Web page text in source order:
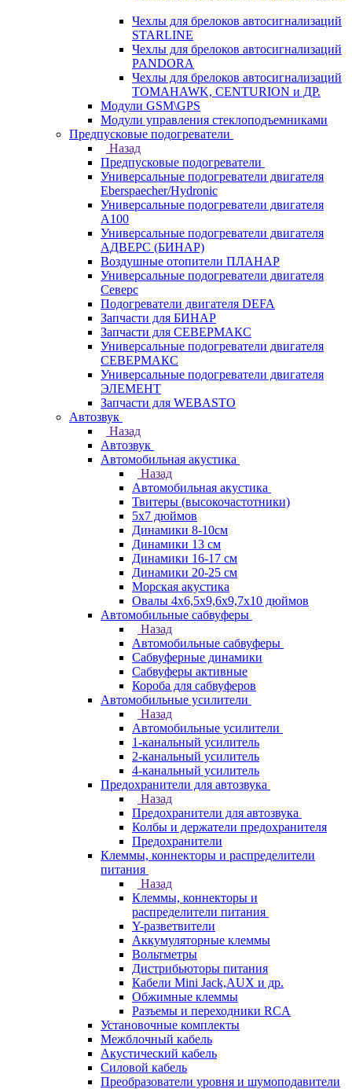
Чехлы для брелоков автосигнализаций
STARLINE
Чехлы для брелоков автосигнализаций
PANDORA
Чехлы для брелоков автосигнализаций
TOMAHAWK, CENTURION и ДР.
Модули GSM\GPS
Модули управления стеклоподъемниками
Предпусковые подогреватели
Назад
Предпусковые подогреватели
Универсальные подогреватели двигателя
Eberspaecher/Hydronic
Универсальные подогреватели двигателя
A100
Универсальные подогреватели двигателя
АДВЕРС (БИНАР)
Воздушные отопители ПЛАНАР
Универсальные подогреватели двигателя
Северс
Подогреватели двигателя DEFA
Запчасти для БИНАР
Запчасти для СЕВЕРМАКС
Универсальные подогреватели двигателя
СЕВЕРМАКС
Универсальные подогреватели двигателя
ЭЛЕМЕНТ
Запчасти для WEBASTO
Автозвук
Назад
Автозвук
Автомобильная акустика
Назад
Автомобильная акустика
Твитеры (высокочастотники)
5x7 дюймов
Динамики 8-10см
Динамики 13 см
Динамики 16-17 см
Динамики 20-25 см
Морская акустика
Овалы 4х6,5х9,6x9,7х10 дюймов
Автомобильные сабвуферы
Назад
Автомобильные сабвуферы
Сабвуферные динамики
Сабвуферы активные
Короба для сабвуферов
Автомобильные усилители
Назад
Автомобильные усилители
1-канальный усилитель
2-канальный усилитель
4-канальный усилитель
Предохранители для автозвука
Назад
Предохранители для автозвука
Колбы и держатели предохранителя
Предохранители
Клеммы, коннекторы и распределители
питания
Назад
Клеммы, коннекторы и
распределители питания
Y-разветвители
Аккумуляторные клеммы
Вольтметры
Дистрибьюторы питания
Кабели Mini Jack,AUX и др.
Обжимные клеммы
Разъемы и переходники RCA
Установочные комплекты
Межблочный кабель
Акустический кабель
Силовой кабель
Преобразователи уровня и шумоподавители